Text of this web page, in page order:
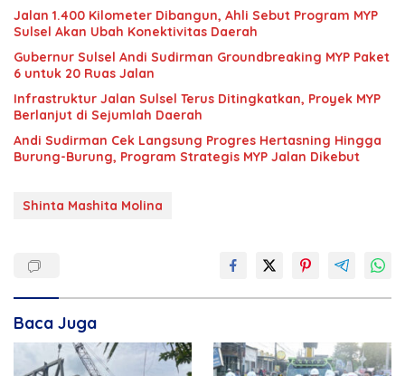
Jalan 1.400 Kilometer Dibangun, Ahli Sebut Program MYP
Sulsel Akan Ubah Konektivitas Daerah
Gubernur Sulsel Andi Sudirman Groundbreaking MYP Paket
6 untuk 20 Ruas Jalan
Infrastruktur Jalan Sulsel Terus Ditingkatkan, Proyek MYP
Berlanjut di Sejumlah Daerah
Andi Sudirman Cek Langsung Progres Hertasning Hingga
Burung-Burung, Program Strategis MYP Jalan Dikebut
Shinta Mashita Molina
Baca Juga